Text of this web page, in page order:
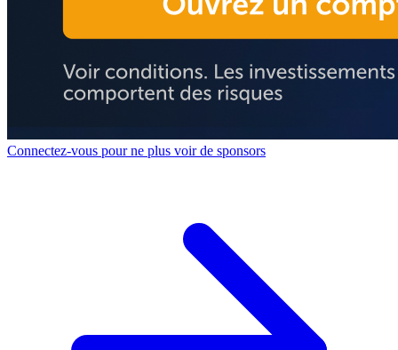
Connectez-vous pour ne plus voir de sponsors